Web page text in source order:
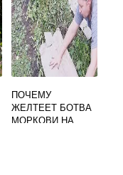
ПОЧЕМУ
ЖЕЛТЕЕТ БОТВА
МОРКОВИ НА